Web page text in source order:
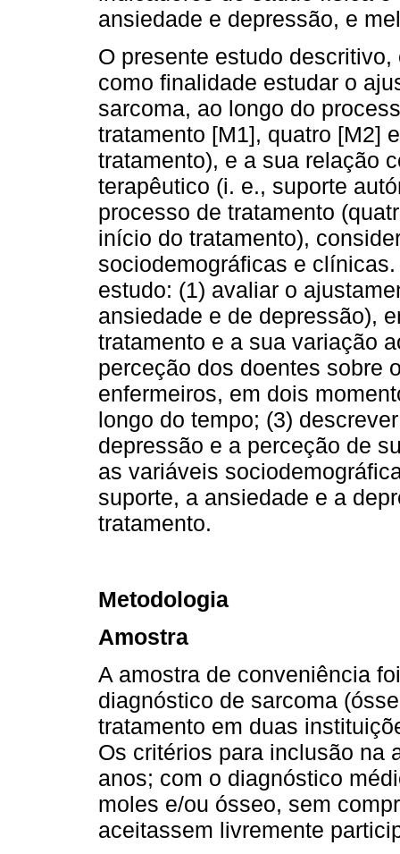
ansiedade e depressão, e
O presente estudo
como finalidade estudar o
sarcoma, ao longo do
tratamento [M1], quatro [M2]
tratamento), e a sua relação
terapêutico (i. e., suporte
processo de tratamento
início do tratamento),
sociodemográficas e
estudo: (1) avaliar o
ansiedade e de depressão),
tratamento e a sua variação
perceção dos doentes sobre
enfermeiros, em dois
longo do tempo; (3)
depressão e a perceção de
as variáveis
suporte, a ansiedade e a
tratamento.
Metodologia
Amostra
A amostra de conveniência
diagnóstico de sarcoma
tratamento em duas
Os critérios para inclusão na
anos; com o diagnóstico
moles e/ou ósseo, sem
aceitassem livremente